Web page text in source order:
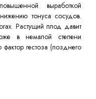
выработкой
тонуса сосудов.
Растущий плод давит
в немалой степени
гестоза (позднего